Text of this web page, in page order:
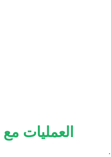
العمليات مع
.